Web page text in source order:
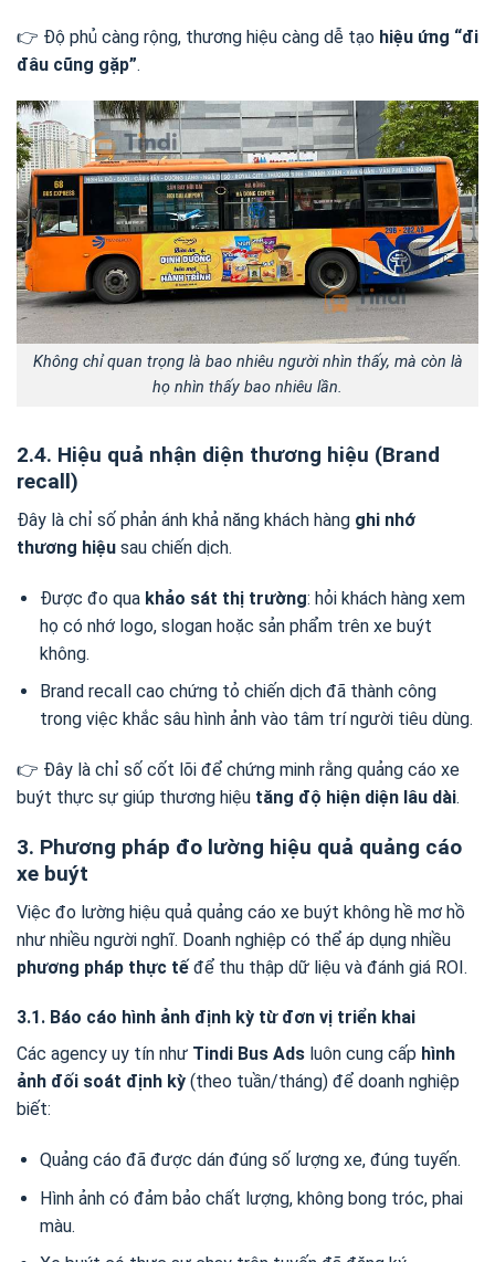
👉 Độ phủ càng rộng, thương hiệu càng dễ tạo hiệu ứng “đi
đâu cũng gặp”.
Không chỉ quan trọng là bao nhiêu người nhìn thấy, mà còn là
họ nhìn thấy bao nhiêu lần.
2.4. Hiệu quả nhận diện thương hiệu (Brand
recall)
Đây là chỉ số phản ánh khả năng khách hàng ghi nhớ
thương hiệu sau chiến dịch.
Được đo qua khảo sát thị trường: hỏi khách hàng xem
họ có nhớ logo, slogan hoặc sản phẩm trên xe buýt
không.
Brand recall cao chứng tỏ chiến dịch đã thành công
trong việc khắc sâu hình ảnh vào tâm trí người tiêu dùng.
👉 Đây là chỉ số cốt lõi để chứng minh rằng quảng cáo xe
buýt thực sự giúp thương hiệu tăng độ hiện diện lâu dài.
3. Phương pháp đo lường hiệu quả quảng cáo
xe buýt
Việc đo lường hiệu quả quảng cáo xe buýt không hề mơ hồ
như nhiều người nghĩ. Doanh nghiệp có thể áp dụng nhiều
phương pháp thực tế để thu thập dữ liệu và đánh giá ROI.
3.1. Báo cáo hình ảnh định kỳ từ đơn vị triển khai
Các agency uy tín như Tindi Bus Ads luôn cung cấp hình
ảnh đối soát định kỳ (theo tuần/tháng) để doanh nghiệp
biết:
Quảng cáo đã được dán đúng số lượng xe, đúng tuyến.
Hình ảnh có đảm bảo chất lượng, không bong tróc, phai
màu.